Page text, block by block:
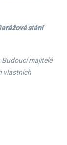
stání
majitelé
vlastních